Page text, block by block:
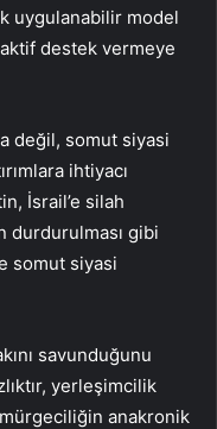
uygulanabilir model
destek vermeye
değil, somut siyasi
ihtiyacı
İsrail’e silah
durdurulması gibi
somut siyasi
savunduğunu
yerleşimcilik
anakronik